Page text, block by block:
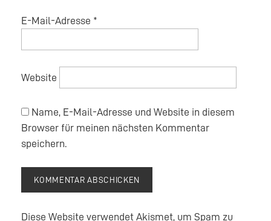
E-Mail-Adresse *
Website
Name, E-Mail-Adresse und Website in diesem
Browser für meinen nächsten Kommentar
speichern.
Diese Website verwendet Akismet, um Spam zu